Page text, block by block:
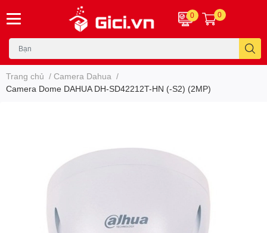
0 0
Trang chủ / Camera Dahua /
Camera Dome DAHUA DH-SD42212T-HN (-S2) (2MP)